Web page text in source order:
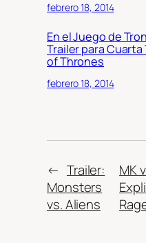
febrero 18, 2014
En el Juego de
Trailer para Cuarta
of Thrones
febrero 18, 2014
← Trailer:
Monsters
vs. Aliens
MK